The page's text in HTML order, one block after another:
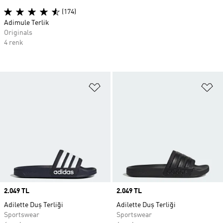
Price
2.049 TL
Adilette Duş Terliği
Sportswear
Price
2.049 TL
Adilette Duş Terliği
Sportswear
(174)
Adimule Terlik
Originals
4 renk